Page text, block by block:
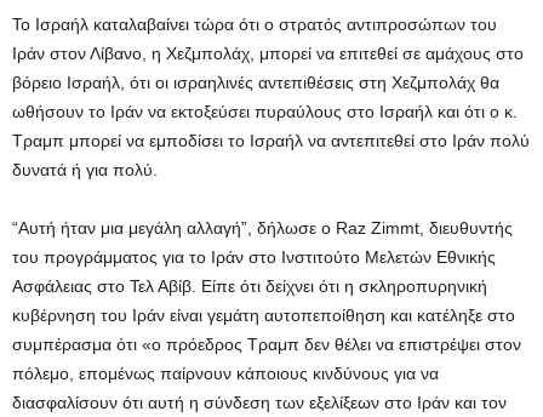
Το Ισραήλ καταλαβαίνει τώρα ότι ο στρατός αντιπροσώπων του
Ιράν στον Λίβανο, η Χεζμπολάχ, μπορεί να επιτεθεί σε αμάχους στο
βόρειο Ισραήλ, ότι οι ισραηλινές αντεπιθέσεις στη Χεζμπολάχ θα
ωθήσουν το Ιράν να εκτοξεύσει πυραύλους στο Ισραήλ και ότι ο κ.
Τραμπ μπορεί να εμποδίσει το Ισραήλ να αντεπιτεθεί στο Ιράν πολύ
δυνατά ή για πολύ.
“Αυτή ήταν μια μεγάλη αλλαγή”, δήλωσε ο Raz Zimmt, διευθυντής
του προγράμματος για το Ιράν στο Ινστιτούτο Μελετών Εθνικής
Ασφάλειας στο Τελ Αβίβ. Είπε ότι δείχνει ότι η σκληροπυρηνική
κυβέρνηση του Ιράν είναι γεμάτη αυτοπεποίθηση και κατέληξε στο
συμπέρασμα ότι «ο πρόεδρος Τραμπ δεν θέλει να επιστρέψει στον
πόλεμο, επομένως παίρνουν κάποιους κινδύνους για να
διασφαλίσουν ότι αυτή η σύνδεση των εξελίξεων στο Ιράν και τον